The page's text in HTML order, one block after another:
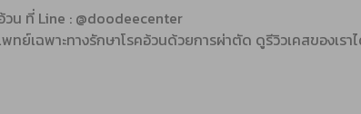
น ที่ Line : @doodeecenter
ฉพาะทางรักษาโรคอ้วนด้วยการผ่าตัด ดูรีวิวเคสของเรา